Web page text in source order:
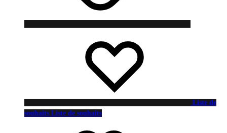
Liste de
souhaits Liste de souhaits